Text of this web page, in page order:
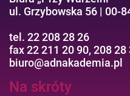
ul. Grzybowska 56 | 00-
tel. 22 208 28 26
fax 22 211 20 90, 208 28
biuro@adnakademia.pl
Na skróty